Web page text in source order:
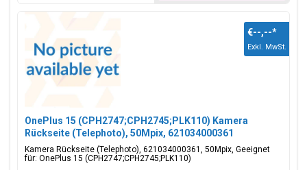
OnePlus 15 (CPH2747;CPH2745;PLK110) Kamera
Rückseite (Telephoto), 50Mpix, 621034000361
Kamera Rückseite (Telephoto), 621034000361, 50Mpix, Geeignet
für: OnePlus 15 (CPH2747;CPH2745;PLK110)
€--,--*
Exkl. MwSt.